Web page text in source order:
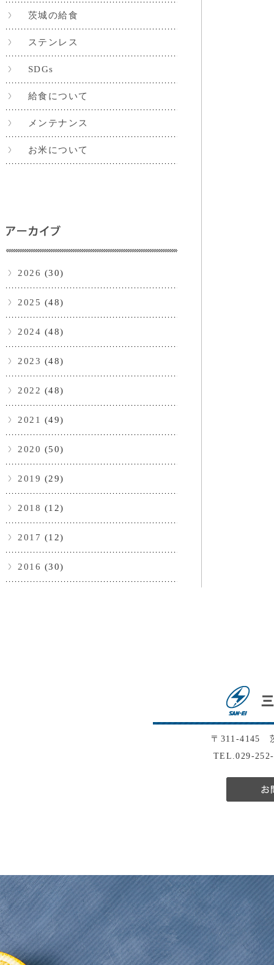
茨城の給食
ステンレス
SDGs
給食について
メンテナンス
お米について
2026 (30)
2025 (48)
2024 (48)
2023 (48)
2022 (48)
2021 (49)
2020 (50)
2019 (29)
2018 (12)
2017 (12)
2016 (30)
〒311-4145
TEL.029-